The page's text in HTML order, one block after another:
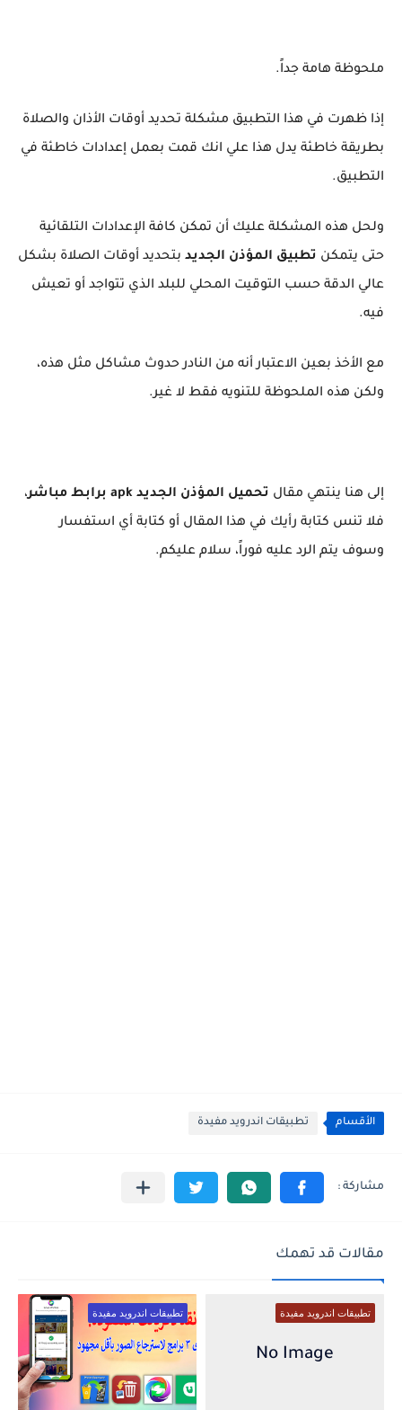
ملحوظة هامة جداً.
إذا ظهرت في هذا التطبيق مشكلة تحديد أوقات الأذان والصلاة
بطريقة خاطئة يدل هذا علي انك قمت بعمل إعدادات خاطئة في
التطبيق.
ولحل هذه المشكلة عليك أن تمكن كافة الإعدادات التلقائية
حتى يتمكن تطبيق المؤذن الجديد بتحديد أوقات الصلاة بشكل
عالي الدقة حسب التوقيت المحلي للبلد الذي تتواجد أو تعيش
فيه.
مع الأخذ بعين الاعتبار أنه من النادر حدوث مشاكل مثل هذه،
ولكن هذه الملحوظة للتنويه فقط لا غير.
إلى هنا ينتهي مقال تحميل المؤذن الجديد apk برابط مباشر
،
فلا تنس كتابة رأيك في هذا المقال أو كتابة أي استفسار
وسوف يتم الرد عليه فوراً، سلام عليكم.
الأقسام تطبيقات اندرويد مفيدة
مقالات قد تهمك
تطبيقات اندرويد مفيدة تطبيقات اندرويد مفيدة